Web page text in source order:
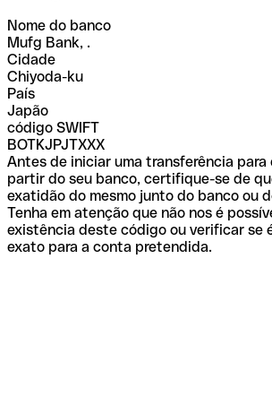
Nome do banco
Mufg Bank, .
Cidade
Chiyoda-ku
País
Japão
código SWIFT
BOTKJPJTXXX
Antes de iniciar uma transferência para
partir do seu banco, certifique-se de
exatidão do mesmo junto do banco ou
Tenha em atenção que não nos é
existência deste código ou verificar se
exato para a conta pretendida.